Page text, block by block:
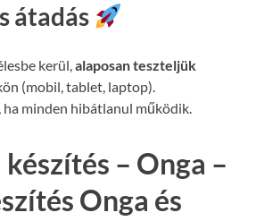
átadás
kerül,alaposan teszteljük
(mobil, tablet, laptop).
ha minden hibátlanul működik.
– Onga –
Onga és